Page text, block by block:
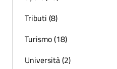
Tributi (8)
Turismo (18)
Università (2)